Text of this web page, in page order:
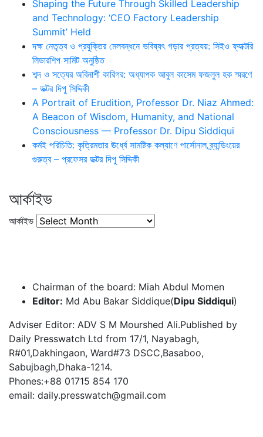
Shaping the Future Through Skilled Leadership
and Technology: ‘CEO Factory Leadership
Summit’ Held
দক্ষ নেতৃত্ব ও প্রযুক্তির মেলবন্ধনে ভবিষ্যৎ গড়ার প্রত্যয়: সিইও ফ্যাক্টরি
লিডারশিপ সামিট অনুষ্ঠিত
শব্দ ও সত্যের অবিনাশী কারিগর: অধ্যাপক আবুল কাসেম ফজলুল হক স্মরণে
– ডক্টর দিপু সিদ্দিকী
A Portrait of Erudition, Professor Dr. Niaz Ahmed:
A Beacon of Wisdom, Humanity, and National
Consciousness — Professor Dr. Dipu Siddiqui
কর্মই পরিচিতি: কৃত্রিমতার ঊর্ধ্বে সামষ্টিক কল্যাণে পার্সোনাল ব্র্যান্ডিংয়ের
গুরুত্ব – প্রফেসর ডক্টর দিপু সিদ্দিকী
আর্কাইভ
আর্কাইভ
Chairman of the board: Miah Abdul Momen
Editor: Md Abu Bakar Siddique(Dipu Siddiqui)
Adviser Editor: ADV S M Mourshed Ali.Published by
Daily Presswatch Ltd from 17/1, Nayabagh,
R#01,Dakhingaon, Ward#73 DSCC,Basaboo,
Sabujbagh,Dhaka-1214.
Phones:+88 01715 854 170
email: daily.presswatch@gmail.com